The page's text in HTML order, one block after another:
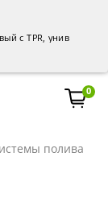
с TPR,
0
полива